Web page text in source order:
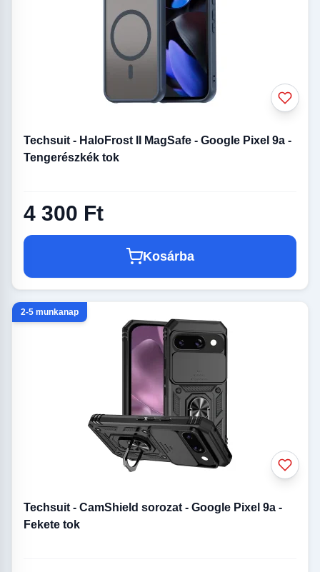
Techsuit - HaloFrost II MagSafe - Google Pixel 9a -
Tengerészkék tok
4 300 Ft
Kosárba
2-5 munkanap
Techsuit - CamShield sorozat - Google Pixel 9a -
Fekete tok